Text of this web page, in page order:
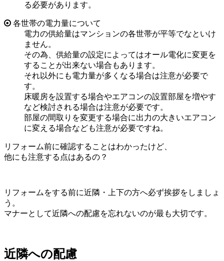
る必要があります。
各世帯の電力量について
電力の供給量はマンションの各世帯が平等でなといけ
ません。
その為、供給量の設定によってはオール電化に変更を
することが出来ない場合もあります。
それ以外にも電力量が多くなる場合は注意が必要で
す。
床暖房を設置する場合やエアコンの設置部屋を増やす
など検討される場合は注意が必要です。
部屋の間取りを変更する場合に出力の大きいエアコン
に変える場合なども注意が必要ですね。
リフォーム前に確認することはわかったけど、
他にも注意する点はあるの？
リフォームをする前に近隣・上下の方へ必ず挨拶をしましょ
う。
マナーとして近隣への配慮を忘れないのが最も大切です。
近隣への配慮